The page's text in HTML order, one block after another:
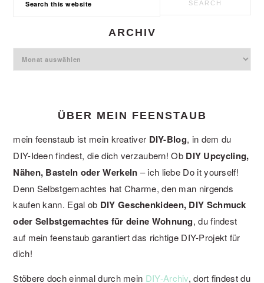
ARCHIV
Archiv
ÜBER MEIN FEENSTAUB
mein feenstaub ist mein kreativer DIY-Blog, in dem du
DIY-Ideen findest, die dich verzaubern! Ob DIY Upcycling,
Nähen, Basteln oder Werkeln – ich liebe Do it yourself!
Denn Selbstgemachtes hat Charme, den man nirgends
kaufen kann. Egal ob DIY Geschenkideen, DIY Schmuck
oder Selbstgemachtes für deine Wohnung, du findest
auf mein feenstaub garantiert das richtige DIY-Projekt für
dich!
Stöbere doch einmal durch mein DIY-Archiv, dort findest du